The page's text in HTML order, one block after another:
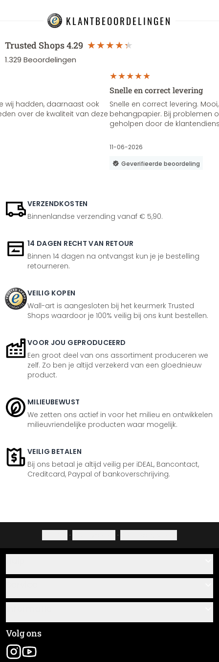
KLANTBEOORDELINGEN
Trusted Shops4.29
1.329 Beoordelingen
wij hadden, daarnaast ook
over de kwaliteit van deze
Snelle en correct levering
Snelle en correct levering.
behangpapier. Bij problemen
geholpen door de
11-06-2026
Geverifieerde beoordeling
VERZENDKOSTEN
Binnenlandse verzending vanaf € 5,90.
14 DAGEN RECHT VAN RETOUR
Binnen 14 dagen na ontvangst kun je je bestelling
retourneren.
VEILIG KOPEN
Wall-art is aangesloten bij het keurmerk Trusted
Shops waardoor je 100% veilig bij ons kunt bestellen.
VOOR JOU GEPRODUCEERD
Een groot deel van ons assortiment produceren we
zelf. Zo ben je altijd verzekerd van een gloednieuw
product.
MILIEUBEWUST
We zetten ons actief in voor het milieu en ontwikkelen
milieuvriendelijke producten waar mogelijk.
VEILIG BETALEN
Bij ons betaal je altijd veilig per iDEAL, Bancontact,
Creditcard, Paypal of bankoverschrijving.
· ·
Over ons
Plak- en montagehandleidingen
Materiaaloverzicht
Nieuwsbrief aanmelden
Algemene voorwaarden
Colofon
Volg ons